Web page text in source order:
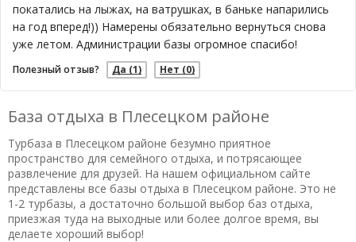
покатались на лыжах, на ватрушках, в баньке напарились
на год вперед!)) Намерены обязательно вернуться снова
уже летом. Администрации базы огромное спасибо!
Полезный отзыв? Да (1) Нет (0)
База отдыха в Плесецком районе
Турбаза в Плесецком районе безумно приятное
пространство для семейного отдыха, и потрясающее
развлечение для друзей. На нашем официальном сайте
представлены все базы отдыха в Плесецком районе. Это не
1-2 турбазы, а достаточно большой выбор баз отдыха,
приезжая туда на выходные или более долгое время, вы
делаете хороший выбор!